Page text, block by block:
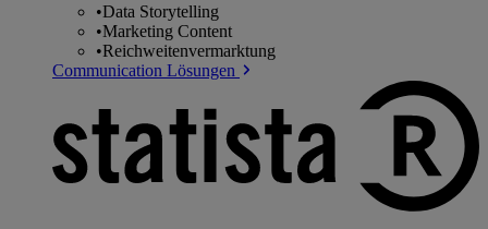
•Data Storytelling
•Marketing Content
•Reichweitenvermarktung
Communication Lösungen